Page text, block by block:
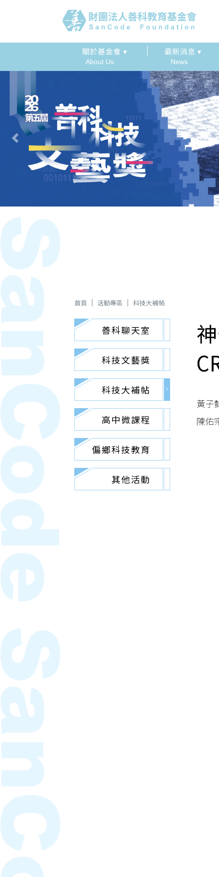
關於基金會 ▾
About Us
最新消息 ▾
News
Previous
首頁 活動專區 科技大補帖
善科聊天室
科技文藝獎
科技大補帖
高中微課程
偏鄉科技教育
其他活動
黃子
陳佑